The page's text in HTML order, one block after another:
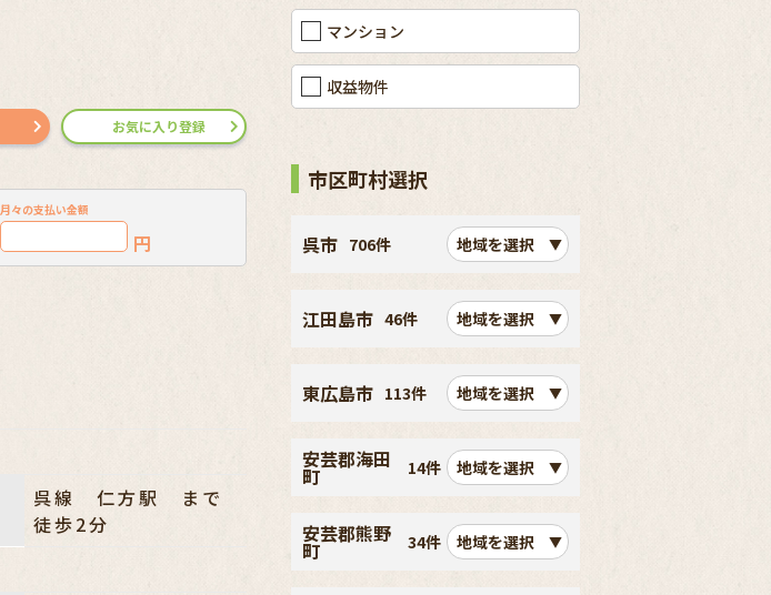
お気に入り登録
月々の支払い金額
円
呉線 仁方駅 まで
徒歩2分
マンション
収益物件
市区町村選択
呉市 706件 地域を選択
江田島市 46件 地域を選択
東広島市 113件 地域を選択
安芸郡海田
町 14件 地域を選択
安芸郡熊野
町 34件 地域を選択